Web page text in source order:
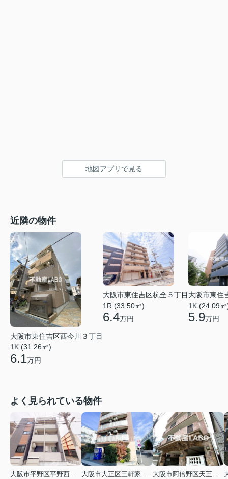
地図アプリで見る
近隣の物件
大阪市東住吉区西今川３丁目
1K (31.26㎡)
6.1万円
大阪市東住吉区杭全５丁目
1R (33.50㎡)
6.4万円
大阪市東住
1K (24.09
5.9万円
よく見られている物件